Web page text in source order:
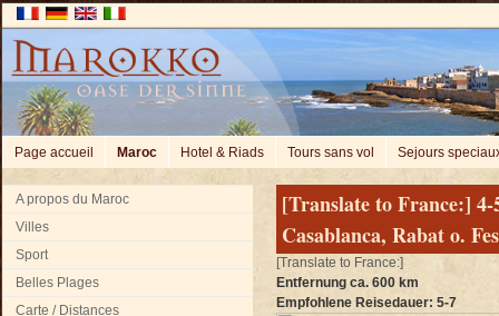
Page accueil Maroc Hotel & Riads Tours sans vol Sejours
A propos du Maroc
Villes
Sport
Belles Plages
Carte / Distances
[Translate to France:] 4-
Casablanca, Rabat o. Fes
[Translate to France:]
Entfernung ca. 600 km
Empfohlene Reisedauer: 5-7